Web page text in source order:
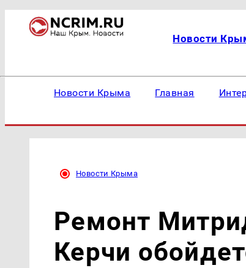
Новости
Новости Крыма Главная
Новости Крыма
Ремонт
Керчи